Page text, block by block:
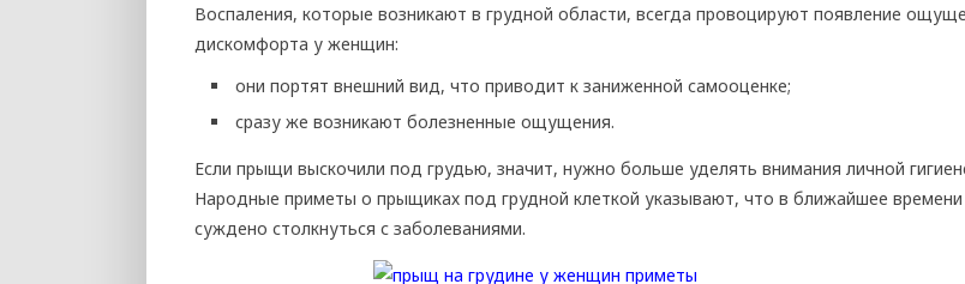
Воспаления, которые возникают в грудной области, всегда провоцируют появление
дискомфорта у женщин:
они портят внешний вид, что приводит к заниженной самооценке;
сразу же возникают болезненные ощущения.
Если прыщи выскочили под грудью, значит, нужно больше уделять внимания личной
Народные приметы о прыщиках под грудной клеткой указывают, что в ближайшее
суждено столкнуться с заболеваниями.